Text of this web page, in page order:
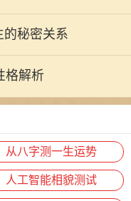
的秘密关系
格解析
从八字测一生运势
人工智能相貌测试